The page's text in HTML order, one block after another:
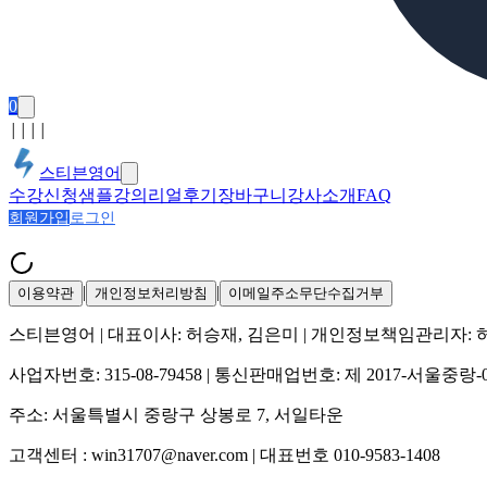
0
스티븐영어
수강신청샘플강의 리얼후기 장바구니 강사소개FAQ
회원가입 로그인
이용약관 | 개인정보처리방침 | 이메일주소무단수집거부
스티븐영어 | 대표이사: 허승재, 김은미 | 개인정보책임관리자:
사업자번호: 315-08-79458 | 통신판매업번호: 제 2017-서울중랑-
주소: 서울특별시 중랑구 상봉로 7, 서일타운
고객센터 : win31707@naver.com | 대표번호 010-9583-1408